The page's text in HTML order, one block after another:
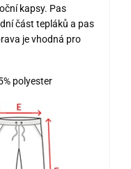
kapsy. Pas
část tepláků a pas
je vhodná pro
polyester